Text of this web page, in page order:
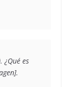
¿Qué es